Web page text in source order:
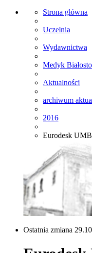
Strona główna
Uczelnia
Wydawnictwa
Medyk
Aktualności
archiwum
2016
Eurodesk
Ostatnia zmiana